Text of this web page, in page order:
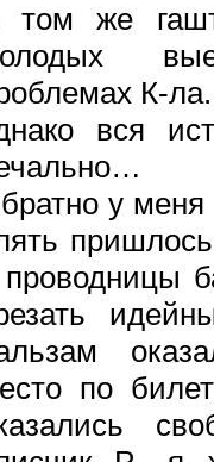
том же
К-
вся
у меня
по